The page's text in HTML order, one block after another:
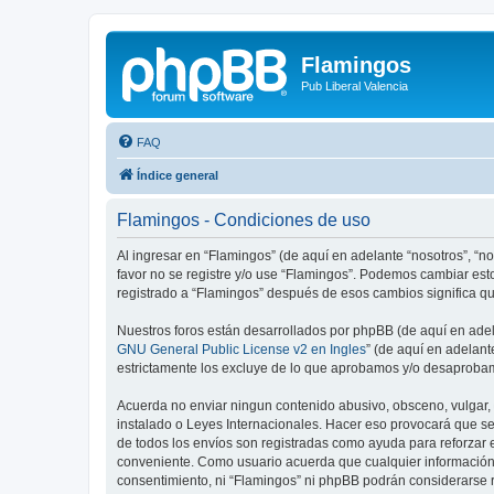
Flamingos
Pub Liberal Valencia
FAQ
Índice general
Flamingos - Condiciones de uso
Al ingresar en “Flamingos” (de aquí en adelante “nosotros”,
favor no se registre y/o use “Flamingos”. Podemos cambiar
registrado a “Flamingos” después de esos cambios significa
Nuestros foros están desarrollados por phpBB (de aquí en
GNU General Public License v2 en Ingles” (de aquí en
estrictamente los excluye de lo que aprobamos y/o
Acuerda no enviar ningun contenido abusivo, obsceno,
instalado o Leyes Internacionales. Hacer eso provocará que
de todos los envíos son registradas como ayuda para
conveniente. Como usuario acuerda que cualquier
consentimiento, ni “Flamingos” ni phpBB podrán